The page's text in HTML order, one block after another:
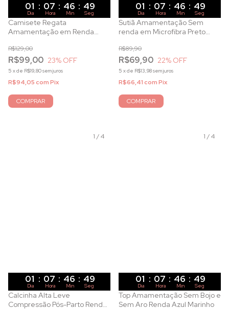
01 : 07 : 46 : 47
Dia Hora Min Seg
Camisete Regata
Amamentação em Renda
R$99,00
R$129,00
23% OFF
5 xde R$19,80sem juros
R$94,05comPix
COMPRAR
01 : 07 : 46 : 47
Dia Hora Min Seg
Sutiã Amamentação Sem
renda em Microfibra Preto
R$69,90
R$89,90
22% OFF
5 xde R$13,98sem juros
R$66,41comPix
COMPRAR
1 /4
01 : 07 : 46 : 47
Dia Hora Min Seg
Calcinha Alta Leve
Compressão Pós-Parto Renda
1 /4
01 : 07 : 46 : 47
Dia Hora Min Seg
Top Amamentação Sem Bojo e
Sem Aro Renda Azul Marinho